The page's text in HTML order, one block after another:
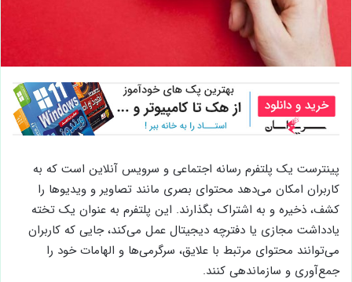
پینترست یک پلتفرم رسانه اجتماعی و سرویس آنلاین است که به
کاربران امکان می‌دهد محتوای بصری مانند تصاویر و ویدیوها را
کشف، ذخیره و به اشتراک بگذارند. این پلتفرم به عنوان یک تخته
یادداشت مجازی یا دفترچه دیجیتال عمل می‌کند، جایی که کاربران
می‌توانند محتوای مرتبط با علایق، سرگرمی‌ها و الهامات خود را
جمع‌آوری و سازماندهی کنند.